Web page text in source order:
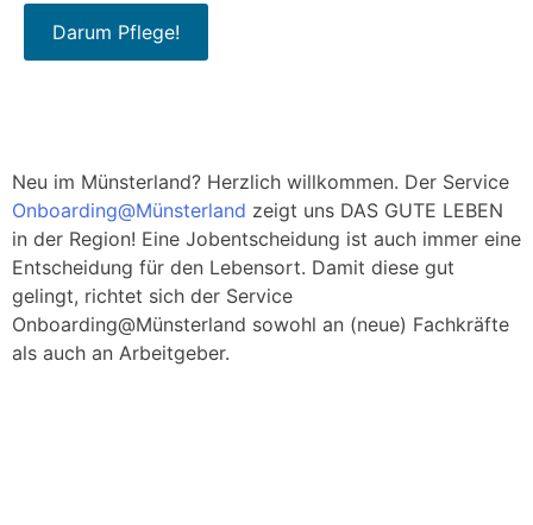
Darum Pflege!
Neu im Münsterland? Herzlich willkommen. Der Service
Onboarding@Münsterland zeigt uns DAS GUTE LEBEN
in der Region! Eine Jobentscheidung ist auch immer eine
Entscheidung für den Lebensort. Damit diese gut
gelingt, richtet sich der Service
Onboarding@Münsterland sowohl an (neue) Fachkräfte
als auch an Arbeitgeber.